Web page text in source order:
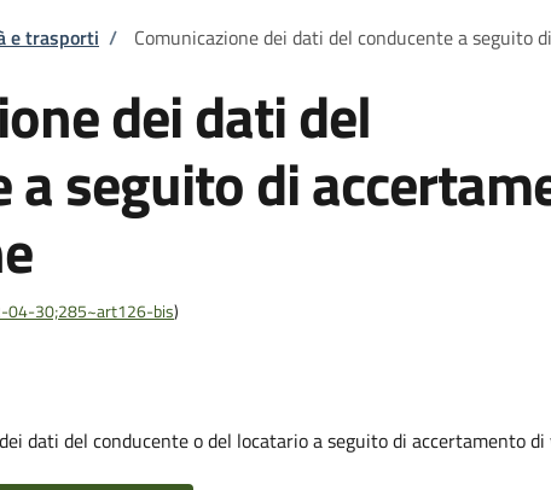
e trasporti / Comunicazione dei dati del conducente a seguito
dei dati del
a seguito di
04-30;285~art126-bis)
dati del conducente o del locatario a seguito di accertamento